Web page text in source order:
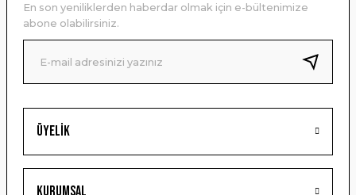
Ürün bilgilerinde hatalar bulunuyor.
Ürün fiyatı diğer sitelerden daha pahalı.
Bu ürüne benzer farklı alternatifler olmalı.
Gönder
Üyelik
Kurumsal
En son yeniliklerden haberdar olmak için e-bültenimize
abone olabilirsiniz.